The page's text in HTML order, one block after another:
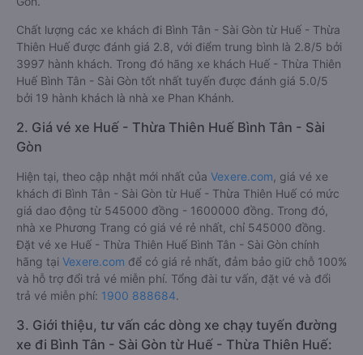
Chất lượng các xe khách đi Bình Tân - Sài Gòn từ Huế - Thừa
Thiên Huế được đánh giá 2.8, với điểm trung bình là 2.8/5 bởi
3997 hành khách. Trong đó hãng xe khách Huế - Thừa Thiên
Huế Bình Tân - Sài Gòn tốt nhất tuyến được đánh giá 5.0/5
bởi 19 hành khách là nhà xe Phan Khánh.
2. Giá vé xe Huế - Thừa Thiên Huế Bình Tân - Sài
Gòn
Hiện tại, theo cập nhật mới nhất của Vexere.com , giá vé xe
khách đi Bình Tân - Sài Gòn từ Huế - Thừa Thiên Huế có mức
giá dao động từ 545000 đồng - 1600000 đồng. Trong đó,
nhà xe Phương Trang có giá vé rẻ nhất, chỉ 545000 đồng.
Đặt vé xe Huế - Thừa Thiên Huế Bình Tân - Sài Gòn chính
hãng tại Vexere.com để có giá rẻ nhất, đảm bảo giữ chỗ 100%
và hỗ trợ đổi trả vé miễn phí. Tổng đài tư vấn, đặt vé và đổi
trả vé miễn phí: 1900 888684.
3. Giới thiệu, tư vấn các dòng xe chạy tuyến đường
xe đi Bình Tân - Sài Gòn từ Huế - Thừa Thiên Huế: